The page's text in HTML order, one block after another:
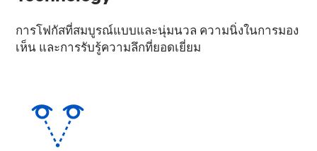
การโฟกัสที่สมบูรณ์แบบและนุ่มนวล ความนิ่งในการมอง
เห็น และการรับรู้ความลึกที่ยอดเยี่ยม